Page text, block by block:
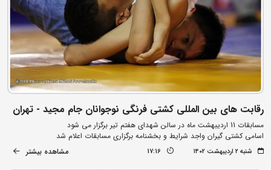
رقابت های بین المللی کشتی فرنگی نوجوانان جام مجید - تهران
مسابقات 11 اردیبهشت ماه در سالن شهدای هفتم تیر برگزار می شود
اسامی کشتی گیران واجد شرایط و بخشنامه برگزاری مسابقات اعلام شد
شنبه ۲ اردیبهشت ۱۴۰۲ 17:16 مشاهده بیشتر